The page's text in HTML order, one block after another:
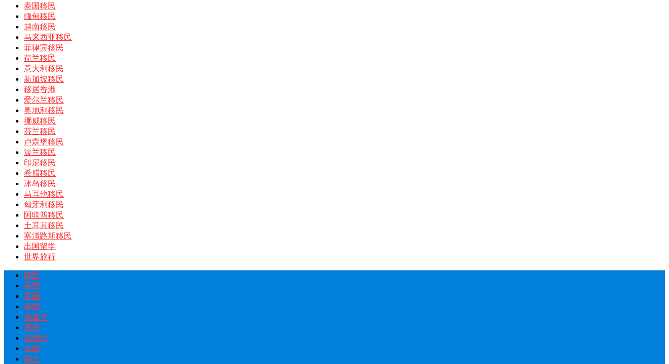
泰国移民
缅甸移民
越南移民
马来西亚移民
菲律宾移民
荷兰移民
意大利移民
新加坡移民
移居香港
爱尔兰移民
奥地利移民
挪威移民
芬兰移民
卢森堡移民
波兰移民
印尼移民
希腊移民
冰岛移民
马耳他移民
匈牙利移民
阿联酋移民
土耳其移民
塞浦路斯移民
出国留学
世界旅行
移民
美国
英国
德国
加拿大
澳洲
新西兰
法国
瑞士